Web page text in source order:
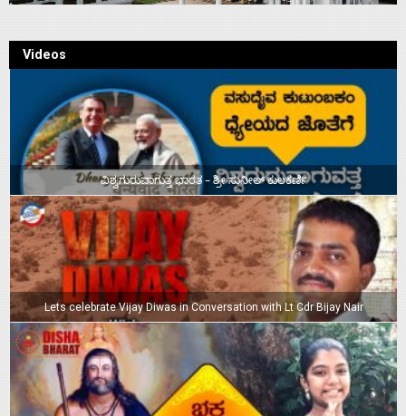
Videos
ವಿಶ್ವಗುರುವಾಗುತ್ತ ಭಾರತ – ಶ್ರೀ ಸುನೀಲ್‌ ಕುಲಕರ್ಣಿ
Lets celebrate Vijay Diwas in Conversation with Lt Cdr Bijay Nair